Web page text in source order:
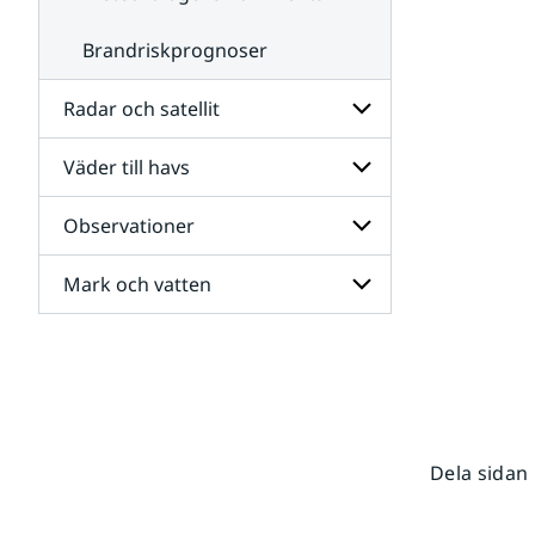
Brandriskprognoser
Radar och satellit
Undersidor
för
Radar
och
satellit
Väder till havs
Undersidor
för
Väder
till
havs
Observationer
Undersidor
för
Mark och vatten
Dela sidan